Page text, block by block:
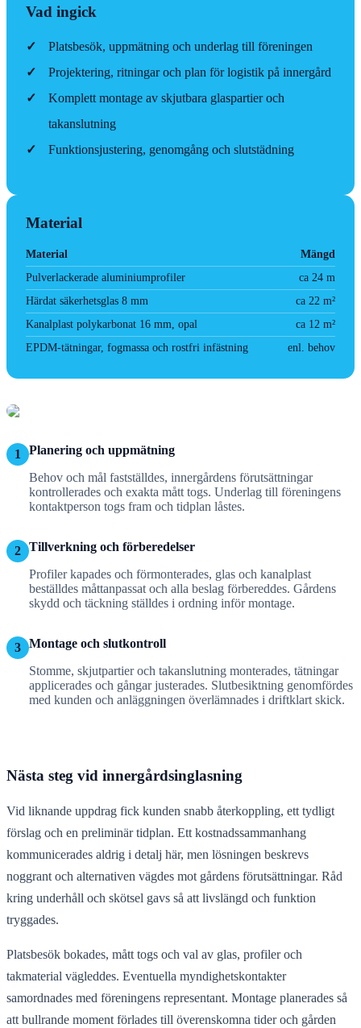
Vad ingick
✓
Platsbesök, uppmätning och underlag till föreningen
✓
Projektering, ritningar och plan för logistik på innergård
✓
Komplett montage av skjutbara glaspartier och
takanslutning
✓
Funktionsjustering, genomgång och slutstädning
Material
Material
Mängd
Pulverlackerade aluminiumprofiler
ca 24 m
Härdat säkerhetsglas 8 mm
ca 22 m²
Kanalplast polykarbonat 16 mm, opal
ca 12 m²
EPDM-tätningar, fogmassa och rostfri infästning
enl. behov
1
Planering och uppmätning
Behov och mål fastställdes, innergårdens förutsättningar
kontrollerades och exakta mått togs. Underlag till föreningens
kontaktperson togs fram och tidplan låstes.
2 Tillverkning och förberedelser
Profiler kapades och förmonterades, glas och kanalplast
beställdes måttanpassat och alla beslag förbereddes. Gårdens
skydd och täckning ställdes i ordning inför montage.
3 Montage och slutkontroll
Stomme, skjutpartier och takanslutning monterades, tätningar
applicerades och gångar justerades. Slutbesiktning genomfördes
med kunden och anläggningen överlämnades i driftklart skick.
Nästa steg vid innergårdsinglasning
Vid liknande uppdrag fick kunden snabb återkoppling, ett tydligt
förslag och en preliminär tidplan. Ett kostnadssammanhang
kommunicerades aldrig i detalj här, men lösningen beskrevs
noggrant och alternativen vägdes mot gårdens förutsättningar. Råd
kring underhåll och skötsel gavs så att livslängd och funktion
tryggades.
Platsbesök bokades, mått togs och val av glas, profiler och
takmaterial vägleddes. Eventuella myndighetskontakter
samordnades med föreningens representant. Montage planerades så
att bullrande moment förlades till överenskomna tider och gården